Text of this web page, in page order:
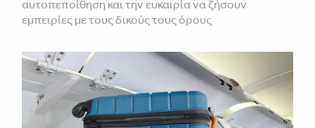
αυτοπεποίθηση και την ευκαιρία να ζήσουν
εμπειρίες με τους δικούς τους όρους